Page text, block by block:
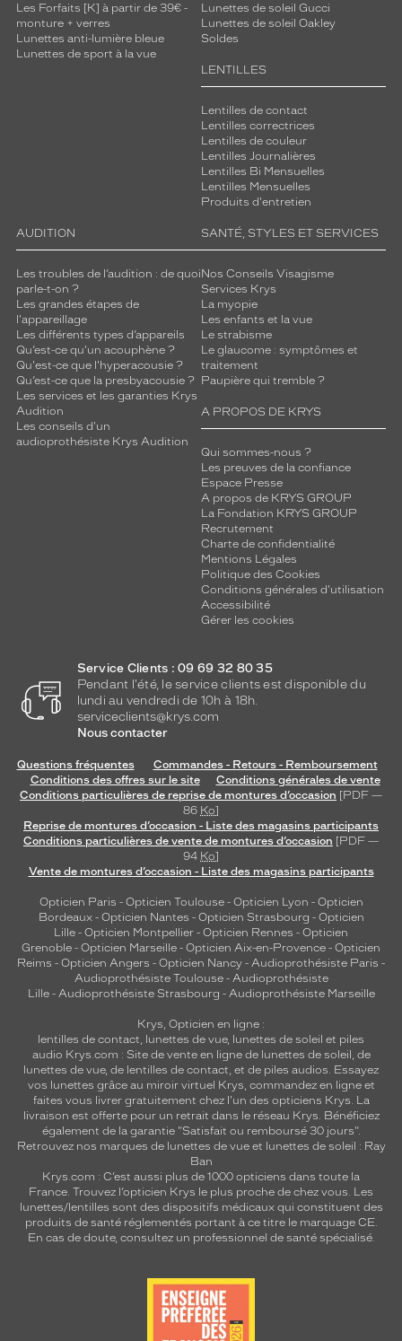
Les Forfaits [K] à partir de 39€ -
monture + verres
Lunettes anti-lumière bleue
Lunettes de sport à la vue
Lunettes de soleil Gucci
Lunettes de soleil Oakley
Soldes
LENTILLES
Lentilles de contact
Lentilles correctrices
Lentilles de couleur
Lentilles Journalières
Lentilles Bi Mensuelles
Lentilles Mensuelles
Produits d'entretien
AUDITION
Les troubles de l’audition : de quoi
parle-t-on ?
Les grandes étapes de
l'appareillage
Les différents types d’appareils
Qu’est-ce qu'un acouphène ?
Qu'est-ce que l'hyperacousie ?
Qu’est-ce que la presbyacousie ?
Les services et les garanties Krys
Audition
Les conseils d'un
audioprothésiste Krys Audition
SANTÉ, STYLES ET SERVICES
Nos Conseils Visagisme
Services Krys
La myopie
Les enfants et la vue
Le strabisme
Le glaucome : symptômes et
traitement
Paupière qui tremble ?
A PROPOS DE KRYS
Qui sommes-nous ?
Les preuves de la confiance
Espace Presse
A propos de KRYS GROUP
La Fondation KRYS GROUP
Recrutement
Charte de confidentialité
Mentions Légales
Politique des Cookies
Conditions générales d'utilisation
Accessibilité
Gérer les cookies
Service Clients : 09 69 32 80 35
Pendant l'été, le service clients est disponible du
lundi au vendredi de 10h à 18h.
serviceclients@krys.com
Nous contacter
Questions fréquentes
Commandes - Retours - Remboursement
Conditions des offres sur le site
Conditions générales de vente
Conditions particulières de reprise de montures d’occasion [PDF —
86 Ko]
Reprise de montures d’occasion - Liste des magasins participants
Conditions particulières de vente de montures d’occasion [PDF —
94 Ko]
Vente de montures d’occasion - Liste des magasins participants
Opticien Paris - Opticien Toulouse- Opticien Lyon - Opticien
Bordeaux- Opticien Nantes - Opticien Strasbourg - Opticien
Lille - Opticien Montpellier - Opticien Rennes - Opticien
Grenoble - Opticien Marseille - Opticien Aix-en-Provence - Opticien
Reims - Opticien Angers - Opticien Nancy - Audioprothésiste Paris -
Audioprothésiste Toulouse- Audioprothésiste
Lille- Audioprothésiste Strasbourg - Audioprothésiste Marseille
Krys, Opticien en ligne :
lentilles de contact lunettes de vue, lunettes de soleil et piles
audio Krys.com : Site de vente en ligne de lunettes de soleil, de
lunettes de vue, de lentilles de contact , et de piles audios. Essayez
vos lunettes grâce au miroir virtuel Krys, commandez en ligne et
faites vous livrer gratuitement chez l'un des opticiens Krys. La
livraison est offerte pour un retrait dans le réseau Krys. Bénéficiez
également de la garantie "Satisfait ou remboursé 30 jours".
Retrouvez nos marques de lunettes de vue et lunettes de soleil : Ray
Ban
Krys.com : C’est aussi plus de 1000 opticiens dans toute la
France. Trouvez l’opticien Krys le plus proche de chez vous . Les
lunettes/lentilles sont des dispositifs médicaux qui constituent des
produits de santé réglementés portant à ce titre le marquage CE.
En cas de doute, consultez un professionnel de santé spécialisé.